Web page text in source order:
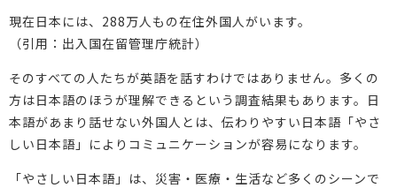
現在日本には、288万人もの在住外国人がいます。
（引用：出入国在留管理庁統計）
そのすべての人たちが英語を話すわけではありません。多くの
方は日本語のほうが理解できるという調査結果もあります。日
本語があまり話せない外国人とは、伝わりやすい日本語「やさ
しい日本語」によりコミュニケーションが容易になります。
「やさしい日本語」は、災害・医療・生活など多くのシーンで